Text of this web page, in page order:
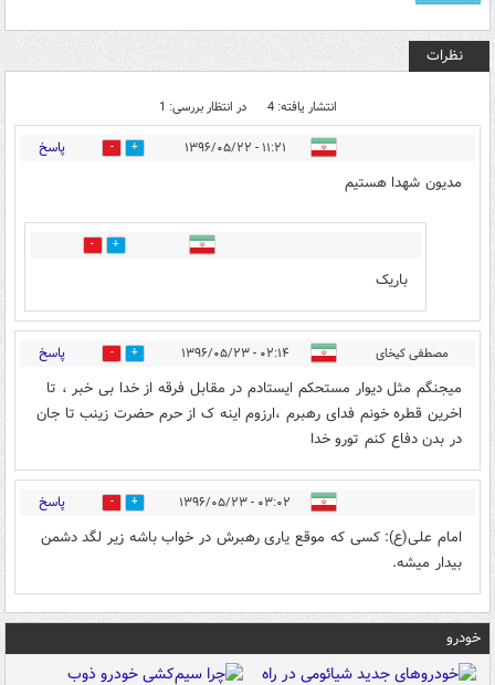
نظرات
انتشار یافته: 4 در انتظار بررسی: 1
۱۱:۲۱ - ۱۳۹۶/۰۵/۲۲ 39 پاسخ
مديون شهدا هستيم
0
باریک
مصطفی کیخای ۰۲:۱۴ - ۱۳۹۶/۰۵/۲۳ 0 پاسخ
میجنگم مثل دیوار مستحکم ایستادم در مقابل فرقه از خدا بی خبر ، تا
اخرین قطره خونم فدای رهبرم ،ارزوم اینه ک از حرم حضرت زینب تا جان
در بدن دفاع کنم تورو خدا
۰۳:۰۲ - ۱۳۹۶/۰۵/۲۳ 0 پاسخ
امام علی(ع): کسی که موقع یاری رهبرش در خواب باشه زیر لگد دشمن
بیدار میشه.
خودرو